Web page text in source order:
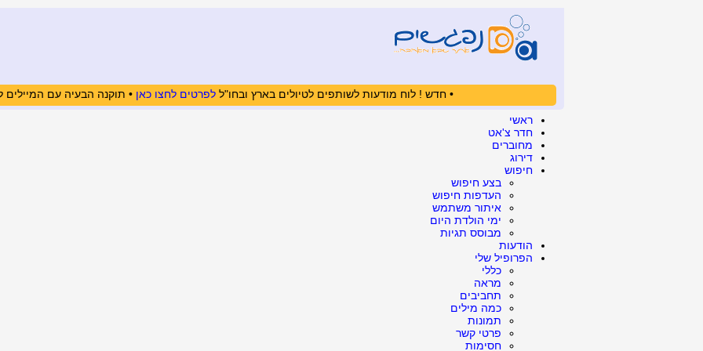
• חדש ! לוח מודעות לשותפים לטיולים בארץ ובחו"ללפרטים לחצו כאן • תוקנה הבעיה עם
ראשי
חדר צ'אט
מחוברים
דירוג
חיפוש
בצע חיפוש
העדפות חיפוש
איתור משתמש
ימי הולדת היום
מבוסס תגיות
הודעות
הפרופיל שלי
כללי
מראה
תחביבים
כמה מילים
תמונות
פרטי קשר
חסימות